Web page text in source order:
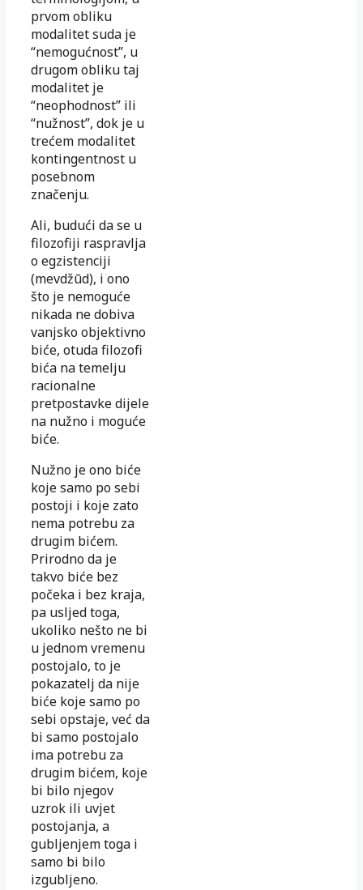
prvom obliku
modalitet suda je
“nemogućnost”, u
drugom obliku taj
modalitet je
“neophodnost” ili
“nužnost”, dok je u
trećem modalitet
kontingentnost u
posebnom
značenju.
Ali, budući da se u
filozofiji raspravlja
o egzistenciji
(mevdžūd), i ono
što je nemoguće
nikada ne dobiva
vanjsko objektivno
biće, otuda filozofi
bića na temelju
racionalne
pretpostavke dijele
na nužno i moguće
biće.
Nužno je ono biće
koje samo po sebi
postoji i koje zato
nema potrebu za
drugim bićem.
Prirodno da je
takvo biće bez
počeka i bez kraja,
pa usljed toga,
ukoliko nešto ne bi
u jednom vremenu
postojalo, to je
pokazatelj da nije
biće koje samo po
sebi opstaje, već da
bi samo postojalo
ima potrebu za
drugim bićem, koje
bi bilo njegov
uzrok ili uvjet
postojanja, a
gubljenjem toga i
samo bi bilo
izgubljeno.